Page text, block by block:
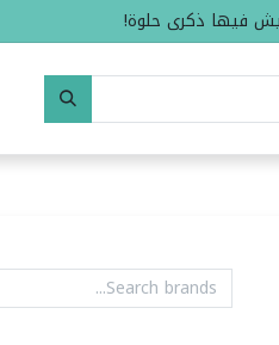
فيها ذكرى حلوة!